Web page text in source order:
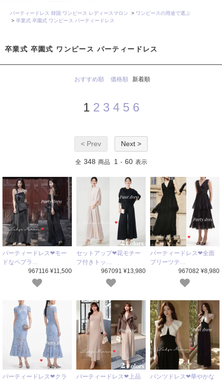
パーティードレス 韓国 ワンピース レディースマロン > ワンピースの用途で選ぶ
> 卒業式 卒園式 ワンピース パーティードレス
卒業式 卒園式 ワンピース パーティードレス
おすすめ順 価格順 新着順
1 2 3 4 5 6
< Prev Next >
全 348 商品 1 - 60 表示
パーティードレス❤モー
ドなペプラ…
967116 ¥11,500
セットアップ❤花モチー
フ付きトッ…
967091 ¥13,980
パーティードレス❤全面
プリーツテ…
967082 ¥8,980
パーティードレス❤クラ
パーティードレス❤上品
パンツドレス❤華やかな